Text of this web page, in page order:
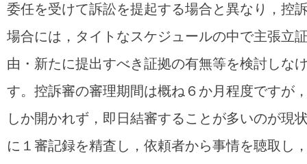
委任を受けて訴訟を提起する場合と異なり，控
場合には，タイトなスケジュールの中で主張立
由・新たに提出すべき証拠の有無等を検討しな
す。控訴審の審理期間は概ね６か月程度ですが
しか開かれず，即日結審することが多いのが現
に１審記録を精査し，依頼者から事情を聴取し